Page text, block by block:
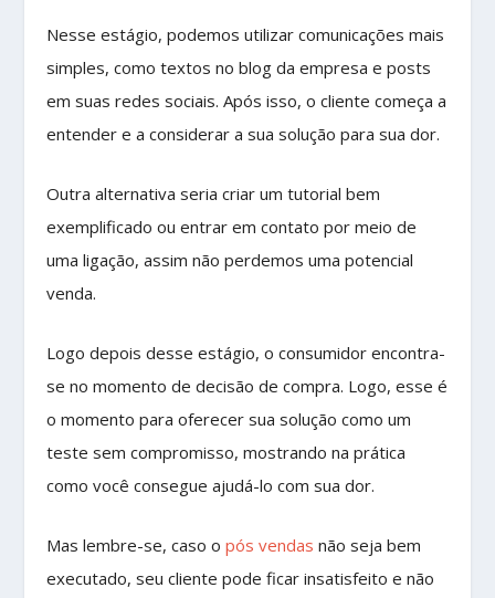
Nesse estágio, podemos utilizar comunicações mais
simples, como textos no blog da empresa e posts
em suas redes sociais. Após isso, o cliente começa a
entender e a considerar a sua solução para sua dor.
Outra alternativa seria criar um tutorial bem
exemplificado ou entrar em contato por meio de
uma ligação, assim não perdemos uma potencial
venda.
Logo depois desse estágio, o consumidor encontra-
se no momento de decisão de compra. Logo, esse é
o momento para oferecer sua solução como um
teste sem compromisso, mostrando na prática
como você consegue ajudá-lo com sua dor.
Mas lembre-se, caso opós vendas não seja bem
executado, seu cliente pode ficar insatisfeito e não